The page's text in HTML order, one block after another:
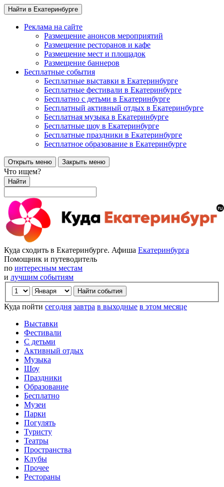
Найти в Екатеринбурге
Реклама на сайте
Размещение анонсов мероприятий
Размещение ресторанов и кафе
Размещение мест и площадок
Размещение баннеров
Бесплатные события
Бесплатные выставки в Екатеринбурге
Бесплатные фестивали в Екатеринбурге
Бесплатно с детьми в Екатеринбурге
Бесплатный активный отдых в Екатеринбурге
Бесплатная музыка в Екатеринбурге
Бесплатные шоу в Екатеринбурге
Бесплатные праздники в Екатеринбурге
Бесплатное образование в Екатеринбурге
Открыть меню Закрыть меню
Что ищем?
Найти
Куда сходить в Екатеринбурге. Афиша Екатеринбурга
Помощник и путеводитель
по интересным местам
и лучшим событиям
Куда пойти сегодня завтра в выходные в этом месяце
Выставки
Фестивали
С детьми
Активный отдых
Музыка
Шоу
Праздники
Образование
Бесплатно
Музеи
Парки
Погулять
Туристу
Театры
Пространства
Клубы
Прочее
Рестораны